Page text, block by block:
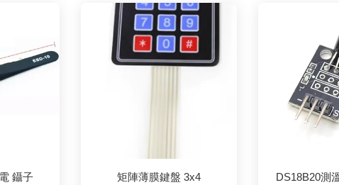
鑷子
矩陣薄膜鍵盤 3x4
DS18B20測